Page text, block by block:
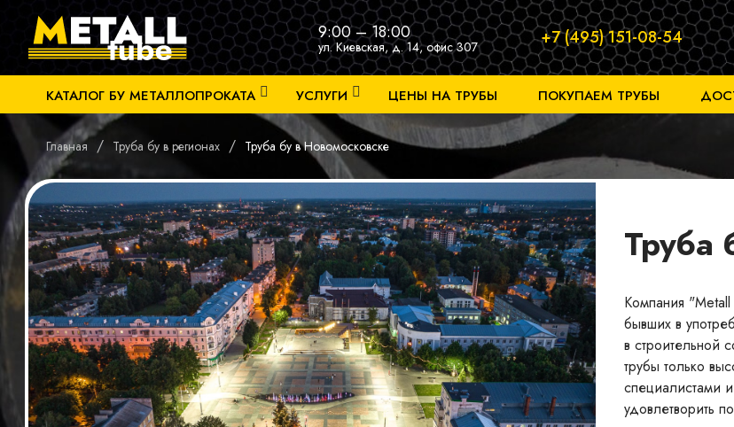
9:00 – 18:00
ул. Киевская, д. 14, офис 307 +7 (495) 151-08-54
КАТАЛОГ БУ МЕТАЛЛОПРОКАТА УСЛУГИ ЦЕНЫ НА ТРУБЫ ПОКУПАЕМ ТРУБЫ
Главная / Труба бу в регионах / Труба бу в Новомосковске
Труба
Компания
бывших в
в строительной
трубы только
специалистами
удовлетворить